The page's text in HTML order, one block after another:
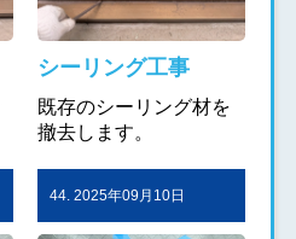
シーリング工事
既存のシーリング材を
撤去します。
44. 2025年09月10日